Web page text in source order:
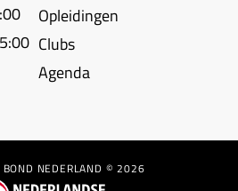
Opleidingen
Clubs
Agenda
BOND NEDERLAND © 2026